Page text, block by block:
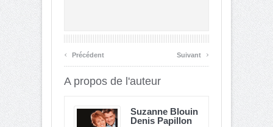
‹ Précédent Suivant ›
A propos de l'auteur
Suzanne Blouin
Denis Papillon